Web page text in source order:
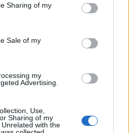
behaviour. You may click to
and its third-party tags to
purposes in below Google
Sharing of my
Sale of my
my
Advertising.
Use,
Sharing of my
with the
επιλογές σας
Pancakes, eggs
είναι μόνο μερικές από
το Ninnolo της
έρχονται για να
τις Ninnolo γεύσεις